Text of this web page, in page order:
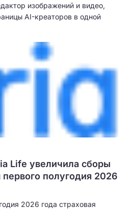
изображений и видео,
AI-креаторов в одной
Life увеличила сборы
полугодия 2026
2026 года страховая